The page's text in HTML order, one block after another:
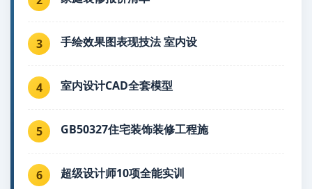
3 手绘效果图表现技法 室内设
4 室内设计CAD全套模型
5 GB50327住宅装饰装修工程施
6 超级设计师10项全能实训